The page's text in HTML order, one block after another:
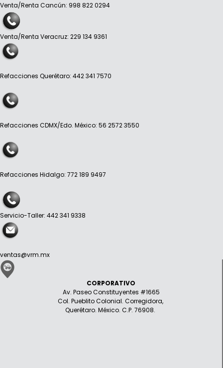
Venta/Renta Cancún: 998 822 0294
Venta/Renta Veracruz: 229 134 9361
Refacciones Querétaro: 442 341 7570
Refacciones CDMX/Edo. México: 56 2572 3550
Refacciones Hidalgo: 772 189 9497
Servicio-Taller: 442 341 9338
ventas@vrm.mx
CORPORATIVO
Av. Paseo Constituyentes #1665
Col. Pueblito Colonial. Corregidora,
Querétaro. México. C.P. 76908.